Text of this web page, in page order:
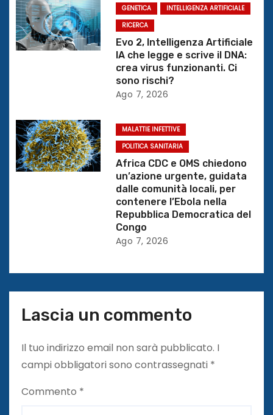
r
t
o
l
i
GENETICA
INTELLIGENZA ARTIFICIALE
RICERCA
Evo 2, Intelligenza Artificiale
IA che legge e scrive il DNA:
crea virus funzionanti. Ci
sono rischi?
Ago 7, 2026
MALATTIE INFETTIVE
POLITICA SANITARIA
Africa CDC e OMS chiedono
un’azione urgente, guidata
dalle comunità locali, per
contenere l’Ebola nella
Repubblica Democratica del
Congo
Ago 7, 2026
Lascia un commento
Il tuo indirizzo email non sarà pubblicato. I
campi obbligatori sono contrassegnati *
Commento *